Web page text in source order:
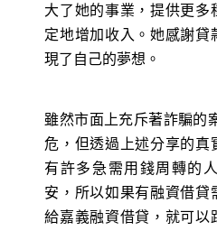
大了她的事業，提供更多
定地增加收入。她感謝貸
現了自己的夢想。
雖然市面上充斥著詐騙的
危，但透過上述分享的真
有許多急需用錢周轉的
安，所以如果有融資借貸
給嘉義融資借貸，就可以